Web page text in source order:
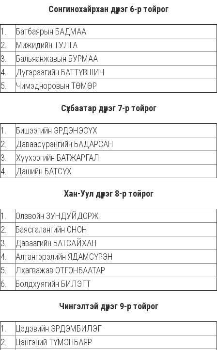
Сонгинохайрхан дүүрэг 6-р тойрог
1.
Батбаярын БАДМАА
2.
Мижидийн ТУЛГА
3.
Бальяанжавын БУРМАА
4.
Дүгэрээгийн БАТТҮВШИН
5.
Чимэдноровын ТӨМӨР
Сүхбаатар дүүрэг 7-р тойрог
1.
Бишээгийн ЭРДЭНЭСҮХ
2.
Даваасүрэнгийн БАДАРСАН
3.
Хүүхээгийн БАТЖАРГАЛ
4.
Дашийн БАТСҮХ
Хан-Уул дүүрэг 8-р тойрог
1.
Олзвойн ЗУНДУЙДОРЖ
2.
Баясгалангийн ОНОН
3.
Даваагийн БАТСАЙХАН
4.
Алтангэрэлийн ЯДАМСҮРЭН
5.
Лхагважав ОТГОНБААТАР
6.
Болдхуягийн БИЛЭГТ
Чингэлтэй дүүрэг 9-р тойрог
1.
Цэдэвийн ЭРДЭМБИЛЭГ
2.
Цэнгэний ТҮМЭНБАЯР